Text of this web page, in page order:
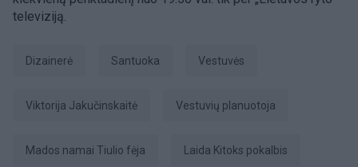
televiziją.
dizainerė Santuoka Vestuvės
Viktorija Jakučinskaitė vestuvių planuotoja
mados namai Tiulio fėja laida Kitoks pokalbis